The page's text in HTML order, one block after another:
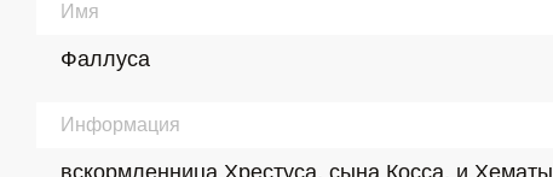
Имя
Фаллуса
Информация
вскормленница Хрестуса, сына Косса, и Хематы